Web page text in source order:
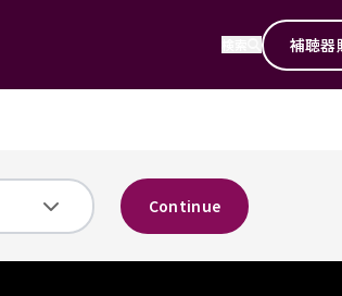
補聴器
Continue